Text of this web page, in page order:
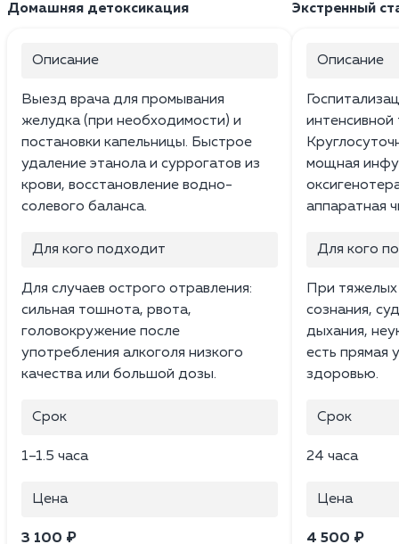
Домашняя детоксикация
Описание
Выезд врача для промывания
желудка (при необходимости) и
постановки капельницы. Быстрое
удаление этанола и суррогатов из
крови, восстановление водно-
солевого баланса.
Для кого подходит
Для случаев острого отравления:
сильная тошнота, рвота,
головокружение после
употребления алкоголя низкого
качества или большой дозы.
Срок
1–1.5 часа
Цена
3 100 ₽
Экстренный
Описание
интенсивной
мощная
аппаратная
Для кого
При тяжелых
сознания,
дыхания,
есть прямая
здоровью.
Срок
24 часа
Цена
4 500 ₽